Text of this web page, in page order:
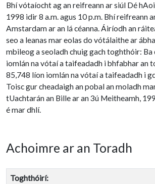
Bhí vótaíocht ag an reifreann ar siúl Dé
1998 idir 8 a.m. agus 10 p.m. Bhí reifreann
Amstardam ar an lá céanna. Áiríodh an
seo a leanas mar eolas do vótálaithe ar
mbileog a seoladh chuig gach toghthóir: Ba
iomlán na vótaí a taifeadadh i bhfabhar an
85,748 líon iomlán na vótaí a taifeadadh i
Toisc gur cheadaigh an pobal an moladh
tUachtarán an Bille ar an 3ú Meitheamh,
é mar dhlí.
Achoimre ar an Toradh
Toghthóirí: